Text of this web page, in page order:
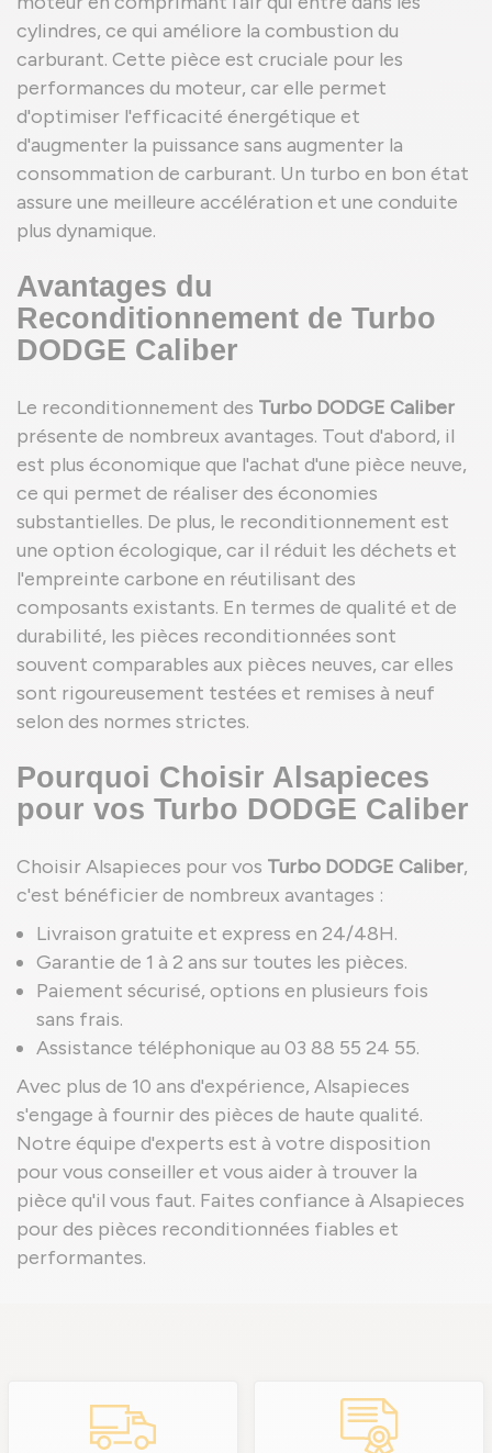
cylindres, ce qui améliore la combustion du
carburant. Cette pièce est cruciale pour les
performances du moteur, car elle permet
d'optimiser l'efficacité énergétique et
d'augmenter la puissance sans augmenter la
consommation de carburant. Un turbo en bon état
assure une meilleure accélération et une conduite
plus dynamique.
Avantages du
Reconditionnement de Turbo
DODGE Caliber
Le reconditionnement des Turbo DODGE Caliber
présente de nombreux avantages. Tout d'abord, il
est plus économique que l'achat d'une pièce neuve,
ce qui permet de réaliser des économies
substantielles. De plus, le reconditionnement est
une option écologique, car il réduit les déchets et
l'empreinte carbone en réutilisant des
composants existants. En termes de qualité et de
durabilité, les pièces reconditionnées sont
souvent comparables aux pièces neuves, car elles
sont rigoureusement testées et remises à neuf
selon des normes strictes.
Pourquoi Choisir Alsapieces
pour vos Turbo DODGE Caliber
Choisir Alsapieces pour vos Turbo DODGE Caliber,
c'est bénéficier de nombreux avantages :
Livraison gratuite et express en 24/48H.
Garantie de 1 à 2 ans sur toutes les pièces.
Paiement sécurisé, options en plusieurs fois
sans frais.
Assistance téléphonique au 03 88 55 24 55.
Avec plus de 10 ans d'expérience, Alsapieces
s'engage à fournir des pièces de haute qualité.
Notre équipe d'experts est à votre disposition
pour vous conseiller et vous aider à trouver la
pièce qu'il vous faut. Faites confiance à Alsapieces
pour des pièces reconditionnées fiables et
performantes.